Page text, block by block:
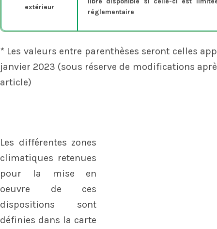
extérieur
réglementaire
* Les valeurs entre parenthèses seront celles
janvier 2023 (sous réserve de modifications
article)
Les différentes zones
climatiques retenues
pour la mise en
oeuvre de ces
dispositions sont
définies dans la carte